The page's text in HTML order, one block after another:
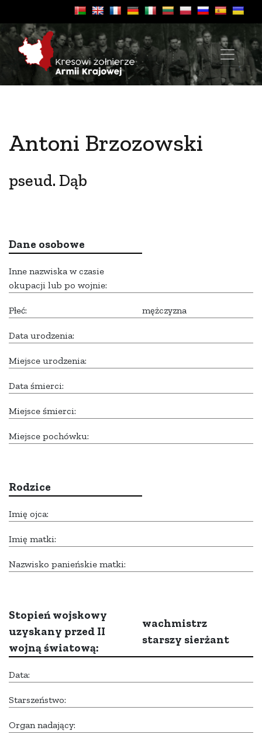
Antoni Brzozowski
pseud. Dąb
Dane osobowe
Inne nazwiska w czasie
okupacji lub po wojnie:
Płeć: mężczyzna
Data urodzenia:
Miejsce urodzenia:
Data śmierci:
Miejsce śmierci:
Miejsce pochówku:
Rodzice
Imię ojca:
Imię matki:
Nazwisko panieńskie matki:
Stopień wojskowy
uzyskany przed II
wojną światową:
wachmistrz
starszy sierżant
Data:
Starszeństwo:
Organ nadający: